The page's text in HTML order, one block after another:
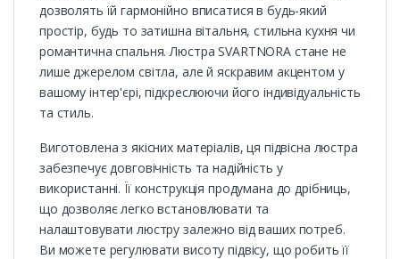
дозволять їй гармонійно вписатися в будь-який
простір, будь то затишна вітальня, стильна кухня чи
романтична спальня. Люстра SVARTNORA стане не
лише джерелом світла, але й яскравим акцентом у
вашому інтер'єрі, підкреслюючи його індивідуальність
та стиль.
Виготовлена з якісних матеріалів, ця підвісна люстра
забезпечує довговічність та надійність у
використанні. Її конструкція продумана до дрібниць,
що дозволяє легко встановлювати та
налаштовувати люстру залежно від ваших потреб.
Ви можете регулювати висоту підвісу, що робить її